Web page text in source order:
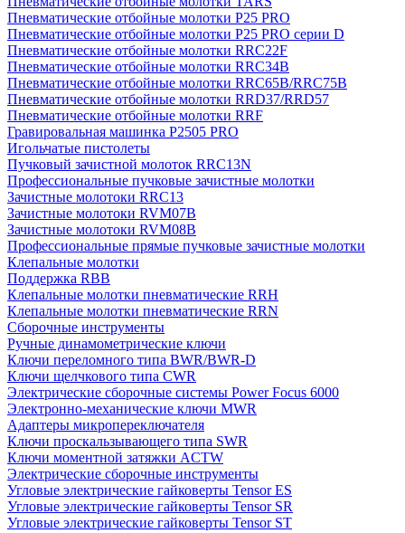
Пневматические отбойные молотки P25 PRO
Пневматические отбойные молотки P25 PRO серии D
Пневматические отбойные молотки RRC22F
Пневматические отбойные молотки RRC34B
Пневматические отбойные молотки RRC65B/RRC75B
Пневматические отбойные молотки RRD37/RRD57
Пневматические отбойные молотки RRF
Гравировальная машинка P2505 PRO
Игольчатые пистолеты
Пучковый зачистной молоток RRC13N
Профессиональные пучковые зачистные молотки
Зачистные молотоки RRC13
Зачистные молотоки RVM07B
Зачистные молотоки RVM08B
Профессиональные прямые пучковые зачистные молотки
Клепальные молотки
Поддержка RBB
Клепальные молотки пневматические RRH
Клепальные молотки пневматические RRN
Сборочные инструменты
Ручные динамометрические ключи
Ключи переломного типа BWR/BWR-D
Ключи щелчкового типа CWR
Электрические сборочные системы Power Focus 6000
Электронно-механические ключи MWR
Адаптеры микропереключателя
Ключи проскальзывающего типа SWR
Ключи моментной затяжки ACTW
Электрические сборочные инструменты
Угловые электрические гайковерты Tensor ES
Угловые электрические гайковерты Tensor SR
Угловые электрические гайковерты Tensor ST